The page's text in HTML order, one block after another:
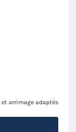
et arrimage adaptés